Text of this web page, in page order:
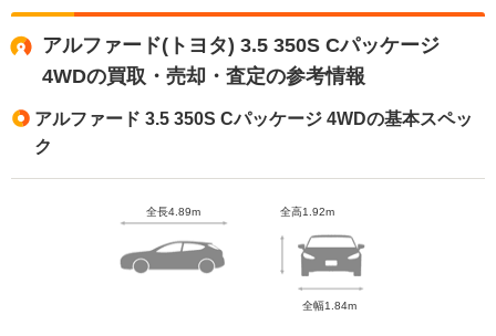
アルファード(トヨタ) 3.5 350S Cパッケージ
4WDの買取・売却・査定の参考情報
アルファード 3.5 350S Cパッケージ 4WDの基本スペッ
ク
全長4.89m 全高1.92m
全幅1.84m